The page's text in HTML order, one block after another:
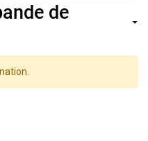
de